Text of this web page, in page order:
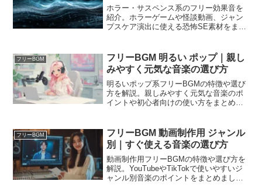
ホラー・サスペンス系のフリー効果音を
紹介。ホラーゲームや怪談動画、ジャン
プスケア演出に使える恐怖SE素材をまと
フリーBGM
フリーBGM 明るい ポップ｜親し
みやすく元気な音楽の選び方
明るいポップ系フリーBGMの特徴や選び
方を解説。親しみやすく元気な音楽のポ
イントや初心者向けの使い方をまとめま
フリーBGM
フリーBGM 動画制作用 ジャンル
別｜すぐ使える音楽の選び方
動画制作用フリーBGMの特徴や選び方を
解説。YouTubeやTikTokで使いやすいジ
ャンル別音楽のポイントをまとめまし